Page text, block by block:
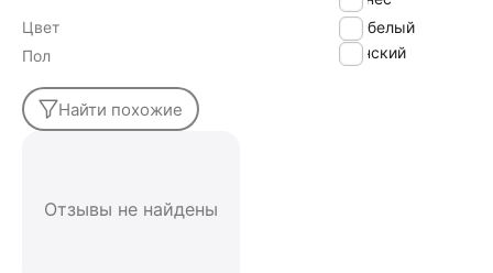
Цвет
белый
Пол
Женский
Найти похожие
Отзывы не найдены